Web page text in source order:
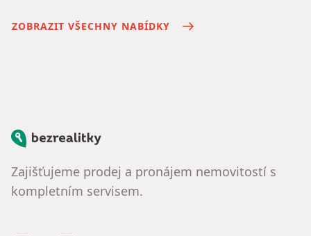
ZOBRAZIT VŠECHNY NABÍDKY
Bezrealitky
Zajišťujeme prodej a pronájem nemovitostí s
kompletním servisem.